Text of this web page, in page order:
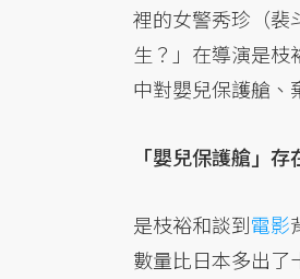
裡的女警秀珍（裴
生？」在導演是枝
中對嬰兒保護艙、
「嬰兒保護艙」存
是枝裕和談到電影
數量比日本多出了